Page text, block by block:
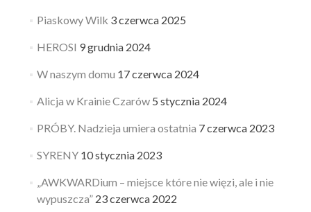
Piaskowy Wilk 3 czerwca 2025
HEROSI 9 grudnia 2024
W naszym domu 17 czerwca 2024
Alicja w Krainie Czarów 5 stycznia 2024
PRÓBY. Nadzieja umiera ostatnia 7 czerwca 2023
SYRENY 10 stycznia 2023
„AWKWARDium – miejsce które nie więzi, ale i nie
wypuszcza” 23 czerwca 2022